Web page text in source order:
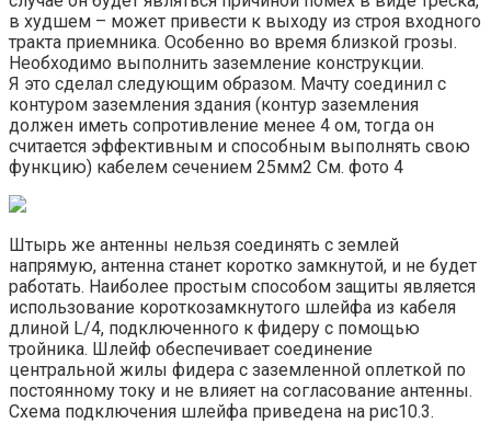
в худшем – может привести к выходу из строя входного
тракта приемника. Особенно во время близкой грозы.
Необходимо выполнить заземление конструкции.
Я это сделал следующим образом. Мачту соединил с
контуром заземления здания (контур заземления
должен иметь сопротивление менее 4 ом, тогда он
считается эффективным и способным выполнять свою
функцию) кабелем сечением 25мм2 См. фото 4
Штырь же антенны нельзя соединять с землей
напрямую, антенна станет коротко замкнутой, и не будет
работать. Наиболее простым способом защиты является
использование короткозамкнутого шлейфа из кабеля
длиной L/4, подключенного к фидеру с помощью
тройника. Шлейф обеспечивает соединение
центральной жилы фидера с заземленной оплеткой по
постоянному току и не влияет на согласование антенны.
Схема подключения шлейфа приведена на рис10.3.